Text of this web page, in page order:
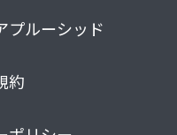
プルーシッド
約